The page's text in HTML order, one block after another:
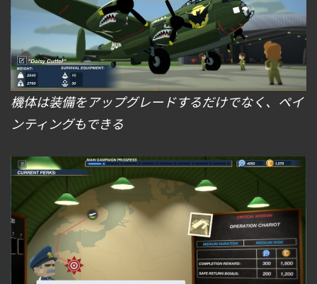
機体は装備をアップグレードするだけでなく、ペイ
ンティングもできる